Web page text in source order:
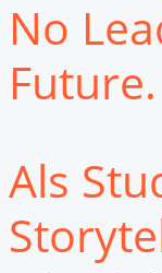
No
Future.
Als